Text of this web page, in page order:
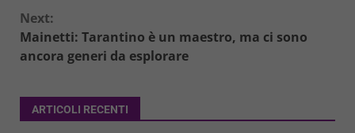
Next:
Mainetti: Tarantino è un maestro, ma ci sono
ancora generi da esplorare
ARTICOLI RECENTI